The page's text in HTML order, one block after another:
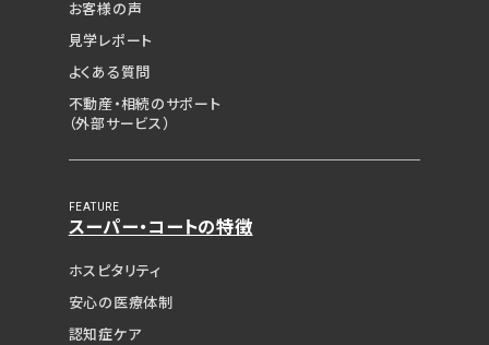
お客様の声
見学レポート
よくある質問
不動産・相続のサポート
（外部サービス）
FEATURE
スーパー・コートの特徴
ホスピタリティ
安心の医療体制
認知症ケア